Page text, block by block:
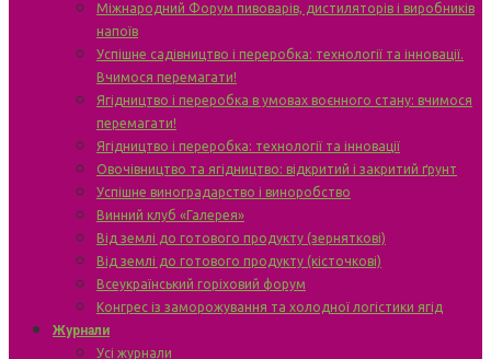
Міжнародний Форум пивоварів, дистиляторів і виробників
напоїв
Успішне садівництво і переробка: технології та інновації.
Вчимося перемагати!
Ягідництво і переробка в умовах воєнного стану: вчимося
перемагати!
Ягідництво і переробка: технології та інновації
Овочівництво та ягідництво: відкритий і закритий ґрунт
Успішне виноградарство і виноробство
Винний клуб «Галерея»
Від землі до готового продукту (зерняткові)
Від землі до готового продукту (кісточкові)
Всеукраїнський горіховий форум
Конгрес із заморожування та холодної логістики ягід
Журнали
Усі журнали